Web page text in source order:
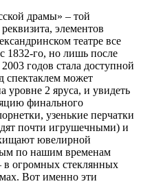
драмы» – той
элементов
театре все
1832-го, но лишь после
годов стала доступной
может
уровне 2 яруса, и увидеть
финального
узенькие перчатки
почти игрушечными) и
ювелирной
по нашим временам
в огромных стеклянных
Вот именно эти